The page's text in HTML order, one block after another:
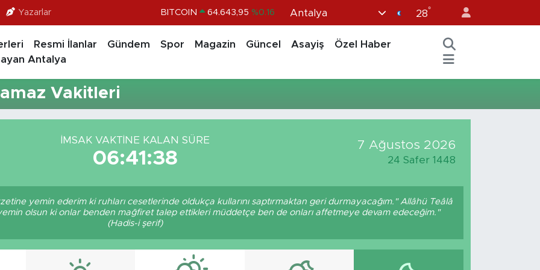
Yazarlar BITCOIN 64.643,95 %0.16
STERLİN 64,2143 %0
BİST100 13.799 %70
Antalya 28°
Resmi İlanlar Gündem Spor Magazin Güncel Asayiş
Özel Haber
Antalya
Vakitleri
İMSAK VAKTINE KALAN SÜRE
06:41:38
7 Ağustos 2026
24 Safer 1448
yemin ederim ki ruhları cesetlerinde oldukça kullarını saptırmaktan geri durmayacağım." Allâhü Teâlâ
olsun ki onlar benden mağfiret talep ettikleri müddetçe ben de onları affetmeye devam edeceğim."
(Hadis-i şerif)